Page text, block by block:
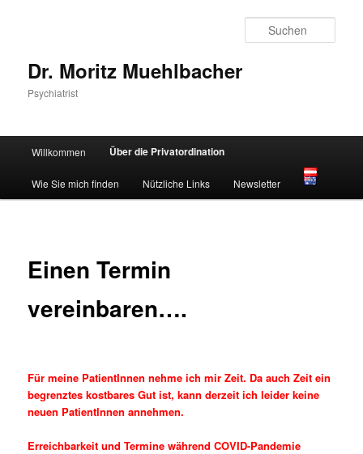
Dr. Moritz Muehlbacher
Psychiatrist
Willkommen Über die Privatordination
Wie Sie mich finden Nützliche Links Newsletter
Einen Termin
vereinbaren….
Für meine PatientInnen nehme ich mir Zeit. Da auch Zeit ein
begrenztes kostbares Gut ist, kann derzeit ich leider keine
neuen PatientInnen annehmen.
Erreichbarkeit und Termine während COVID-Pandemie